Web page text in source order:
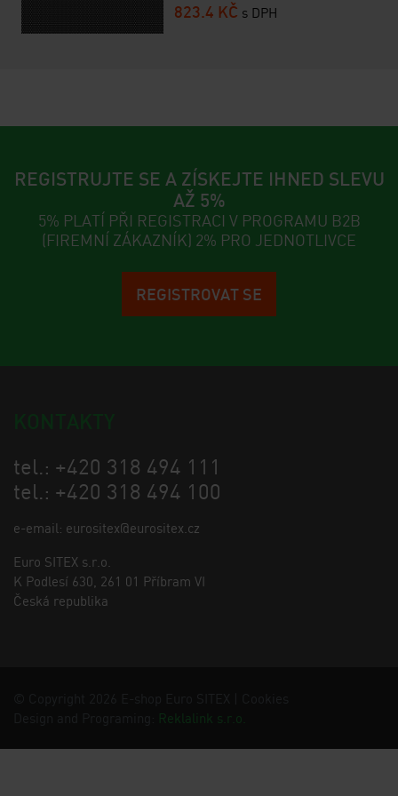
823.4 KČ s DPH
REGISTRUJTE SE A ZÍSKEJTE IHNED SLEVU
AŽ 5%
5% PLATÍ PŘI REGISTRACI V PROGRAMU B2B
(FIREMNÍ ZÁKAZNÍK) 2% PRO JEDNOTLIVCE
REGISTROVAT SE
tel.: +420 318 494 111
tel.: +420 318 494 100
e-email: eurositex@eurositex.cz
Euro SITEX s.r.o.
K Podlesí 630, 261 01 Příbram VI
Česká republika
Reklalink s.r.o.